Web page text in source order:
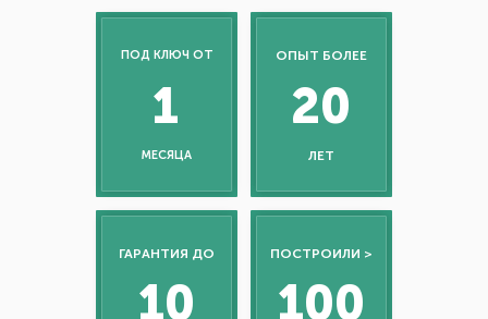
1
ПОД КЛЮЧ ОТ
МЕСЯЦА
ГАРАНТИЯ ДО
20
ОПЫТ БОЛЕЕ
ЛЕТ
100
ПОСТРОИЛИ >
10